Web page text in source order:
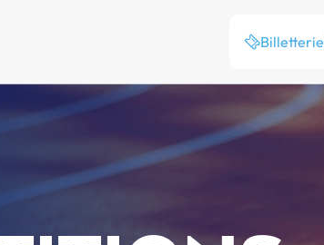
Billetterie